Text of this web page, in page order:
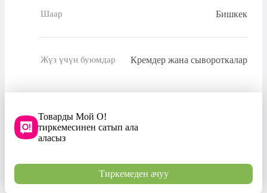
Шаар Бишкек
Жүз үчүн буюмдар Кремдер жана сывороткалар
Товарды Мой О!
тиркемесинен сатып ала
аласыз
Тиркемеден ачуу